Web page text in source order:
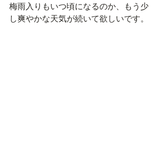
梅雨入りもいつ頃になるのか、もう少
し爽やかな天気が続いて欲しいです。